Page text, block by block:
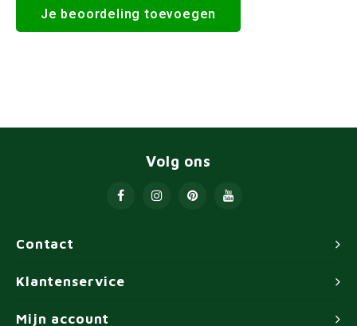
Je beoordeling toevoegen
Contact
Volg ons
Klantenservice
Mijn account